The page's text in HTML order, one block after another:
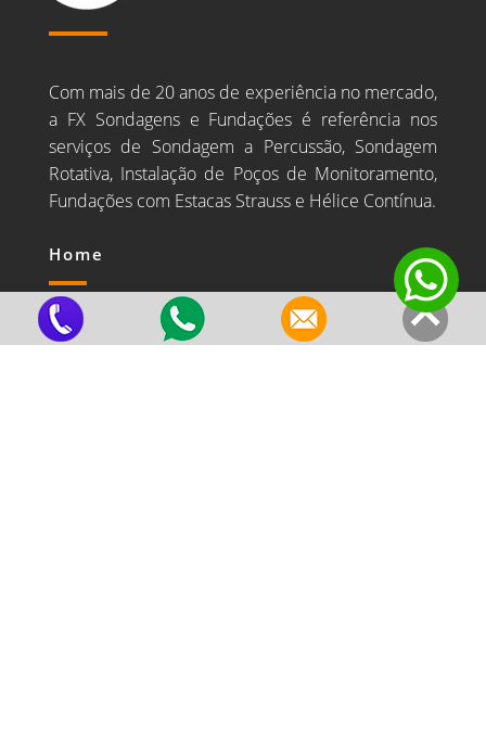
Com mais de 20 anos de experiência no mercado,
a FX Sondagens e Fundações é referência nos
serviços de Sondagem a Percussão, Sondagem
Rotativa, Instalação de Poços de Monitoramento,
Fundações com Estacas Strauss e Hélice Contínua.
Home
Estrutura e Equipe
Valores